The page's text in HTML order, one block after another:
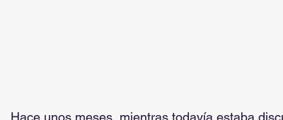
Hace unos meses, mientras todavía estaba